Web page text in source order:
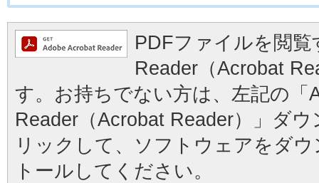
PDFファイルを閲
Reader（Acrobat
す。お持ちでない方は、左記の「
Reader（Acrobat Reader）」ダ
リックして、ソフトウェアをダ
トールしてください。